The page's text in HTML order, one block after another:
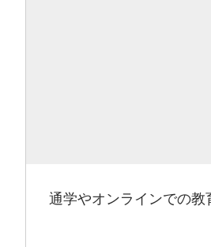
通学やオンラインでの教